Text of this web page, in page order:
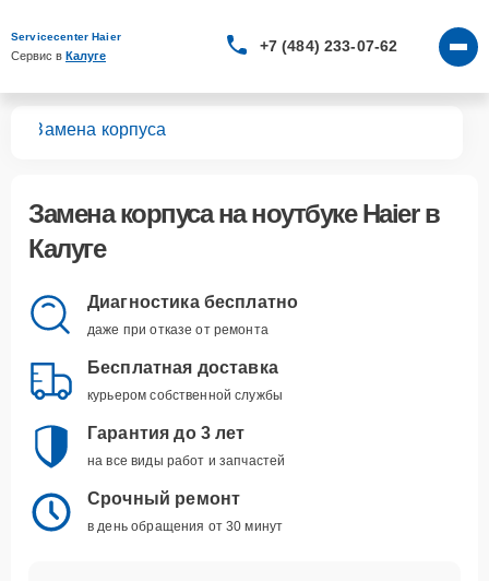
Servicecenter Haier
Сервис в Калуге
+7 (484) 233-07-62
Замена корпуса
Замена корпусана ноутбуке Haier в
Калуге
Диагностика бесплатно
даже при отказе от ремонта
Бесплатная доставка
курьером собственной службы
Гарантия до 3 лет
на все виды работ и запчастей
Срочный ремонт
в день обращения от 30 минут